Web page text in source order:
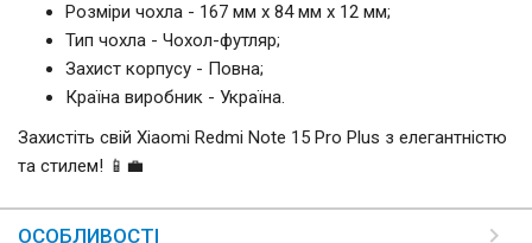
Розміри чохла - 167 мм x 84 мм x 12 мм;
Тип чохла - Чохол-футляр;
Захист корпусу - Повна;
Країна виробник - Україна.
Захистіть свій Xiaomi Redmi Note 15 Pro Plus з елегантністю
та стилем! 📱💼
ОСОБЛИВОСТІ